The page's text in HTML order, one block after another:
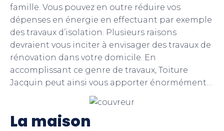
famille. Vous pouvez en outre réduire vos
dépenses en énergie en effectuant par exemple
des travaux d’isolation. Plusieurs raisons
devraient vous inciter à envisager des travaux de
rénovation dans votre domicile. En
accomplissant ce genre de travaux, Toiture
Jacquin peut ainsi vous apporter énormément…
La maison